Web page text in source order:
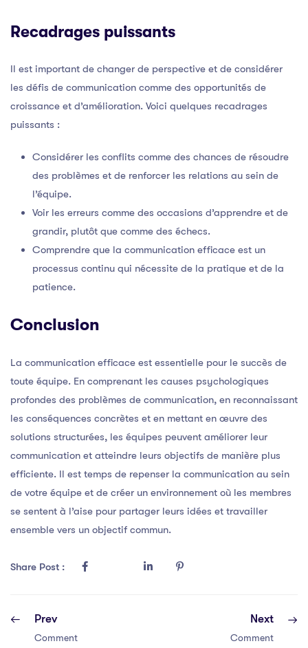
Recadrages puissants
Il est important de changer de perspective et de considérer
les défis de communication comme des opportunités de
croissance et d’amélioration. Voici quelques recadrages
puissants :
Considérer les conflits comme des chances de résoudre
des problèmes et de renforcer les relations au sein de
l’équipe.
Voir les erreurs comme des occasions d’apprendre et de
grandir, plutôt que comme des échecs.
Comprendre que la communication efficace est un
processus continu qui nécessite de la pratique et de la
patience.
Conclusion
La communication efficace est essentielle pour le succès de
toute équipe. En comprenant les causes psychologiques
profondes des problèmes de communication, en reconnaissant
les conséquences concrètes et en mettant en œuvre des
solutions structurées, les équipes peuvent améliorer leur
communication et atteindre leurs objectifs de manière plus
efficiente. Il est temps de repenser la communication au sein
de votre équipe et de créer un environnement où les membres
se sentent à l’aise pour partager leurs idées et travailler
ensemble vers un objectif commun.
Share Post :
Prev
Comment
Next
Comment